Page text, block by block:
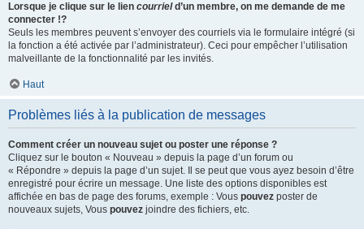
Lorsque je clique sur le lien courrield’un membre, on me demande de me
connecter !?
Seuls les membres peuvent s’envoyer des courriels via le formulaire intégré (si
la fonction a été activée par l’administrateur). Ceci pour empêcher l’utilisation
malveillante de la fonctionnalité par les invités.
Haut
Problèmes liés à la publication de messages
Comment créer un nouveau sujet ou poster une réponse ?
Cliquez sur le bouton « Nouveau » depuis la page d’un forum ou
« Répondre » depuis la page d’un sujet. Il se peut que vous ayez besoin d’être
enregistré pour écrire un message. Une liste des options disponibles est
affichée en bas de page des forums, exemple : Vous pouvez poster de
nouveaux sujets, Vous pouvez joindre des fichiers, etc.